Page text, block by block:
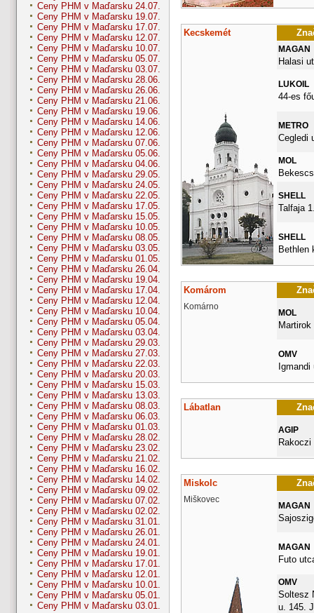
Ceny PHM v Maďarsku 24.07.
Ceny PHM v Maďarsku 19.07.
Ceny PHM v Maďarsku 17.07.
Ceny PHM v Maďarsku 12.07.
Ceny PHM v Maďarsku 10.07.
Ceny PHM v Maďarsku 05.07.
Ceny PHM v Maďarsku 03.07.
Ceny PHM v Maďarsku 28.06.
Ceny PHM v Maďarsku 26.06.
Ceny PHM v Maďarsku 21.06.
Ceny PHM v Maďarsku 19.06.
Ceny PHM v Maďarsku 14.06.
Ceny PHM v Maďarsku 12.06.
Ceny PHM v Maďarsku 07.06.
Ceny PHM v Maďarsku 05.06.
Ceny PHM v Maďarsku 04.06.
Ceny PHM v Maďarsku 29.05.
Ceny PHM v Maďarsku 24.05.
Ceny PHM v Maďarsku 22.05.
Ceny PHM v Maďarsku 17.05.
Ceny PHM v Maďarsku 15.05.
Ceny PHM v Maďarsku 10.05.
Ceny PHM v Maďarsku 08.05.
Ceny PHM v Maďarsku 03.05.
Ceny PHM v Maďarsku 01.05.
Ceny PHM v Maďarsku 26.04.
Ceny PHM v Maďarsku 19.04.
Ceny PHM v Maďarsku 17.04.
Ceny PHM v Maďarsku 12.04.
Ceny PHM v Maďarsku 10.04.
Ceny PHM v Maďarsku 05.04.
Ceny PHM v Maďarsku 03.04.
Ceny PHM v Maďarsku 29.03.
Ceny PHM v Maďarsku 27.03.
Ceny PHM v Maďarsku 22.03.
Ceny PHM v Maďarsku 20.03.
Ceny PHM v Maďarsku 15.03.
Ceny PHM v Maďarsku 13.03.
Ceny PHM v Maďarsku 08.03.
Ceny PHM v Maďarsku 06.03.
Ceny PHM v Maďarsku 01.03.
Ceny PHM v Maďarsku 28.02.
Ceny PHM v Maďarsku 23.02.
Ceny PHM v Maďarsku 21.02.
Ceny PHM v Maďarsku 16.02.
Ceny PHM v Maďarsku 14.02.
Ceny PHM v Maďarsku 09.02.
Ceny PHM v Maďarsku 07.02.
Ceny PHM v Maďarsku 02.02.
Ceny PHM v Maďarsku 31.01.
Ceny PHM v Maďarsku 26.01.
Ceny PHM v Maďarsku 24.01.
Ceny PHM v Maďarsku 19.01.
Ceny PHM v Maďarsku 17.01.
Ceny PHM v Maďarsku 12.01.
Ceny PHM v Maďarsku 10.01.
Ceny PHM v Maďarsku 05.01.
Ceny PHM v Maďarsku 03.01.
Kecskemét
MAGAN
Halasi
LUKOIL
44-es
METRO
Cegledi
MOL
SHELL
Talfaja
SHELL
Bethlen
Komárom
Komárno
MOL
Martirok
OMV
Igmandi
Lábatlan
AGIP
Rakoczi
Miskolc
Miškovec
MAGAN
MAGAN
Futo
OMV
Soltesz
u. 145.